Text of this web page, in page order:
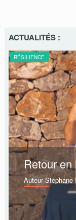
ACTUALITÉS :
RÉSILIENCE
Retour en
Auteur Stéphane